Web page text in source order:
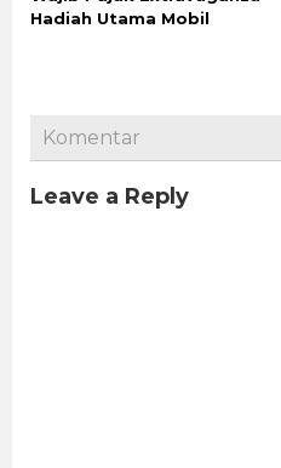
Hadiah Utama Mobil
Komentar
Leave a Reply